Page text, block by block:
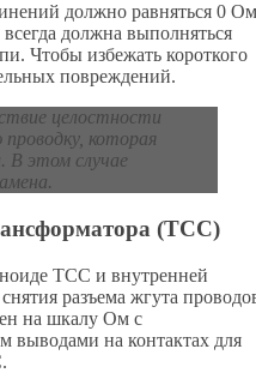
должно равняться 0
должна выполняться
Чтобы избежать короткого
повреждений.
целостности
которая
В этом случае
(TCC)
TCC и внутренней
разъема жгута
на шкалу Ом с
выводами на контактах для